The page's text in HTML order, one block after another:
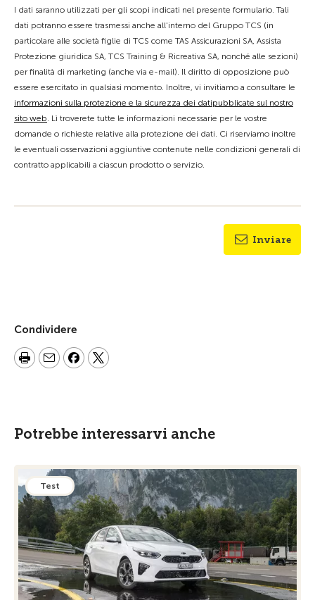
I dati saranno utilizzati per gli scopi indicati nel presente formulario. Tali
dati potranno essere trasmessi anche all'interno del Gruppo TCS (in
particolare alle società figlie di TCS come TAS Assicurazioni SA, Assista
Protezione giuridica SA, TCS Training & Ricreativa SA, nonché alle sezioni)
per finalità di marketing (anche via e-mail). Il diritto di opposizione può
essere esercitato in qualsiasi momento. Inoltre, vi invitiamo a consultare le
informazioni sulla protezione e la sicurezza dei datipubblicate sul nostro
sito web. Lì troverete tutte le informazioni necessarie per le vostre
domande o richieste relative alla protezione dei dati. Ci riserviamo inoltre
le eventuali osservazioni aggiuntive contenute nelle condizioni generali di
contratto applicabili a ciascun prodotto o servizio.
Inviare
Condividere
Potrebbe interessarvi anche
Test